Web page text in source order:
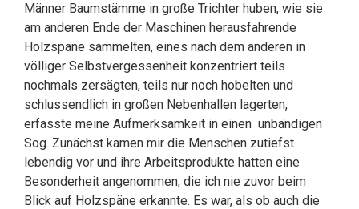
Männer Baumstämme in große Trichter huben, wie sie
am anderen Ende der Maschinen herausfahrende
Holzspäne sammelten, eines nach dem anderen in
völliger Selbstvergessenheit konzentriert teils
nochmals zersägten, teils nur noch hobelten und
schlussendlich in großen Nebenhallen lagerten,
erfasste meine Aufmerksamkeit in einen unbändigen
Sog. Zunächst kamen mir die Menschen zutiefst
lebendig vor und ihre Arbeitsprodukte hatten eine
Besonderheit angenommen, die ich nie zuvor beim
Blick auf Holzspäne erkannte. Es war, als ob auch die